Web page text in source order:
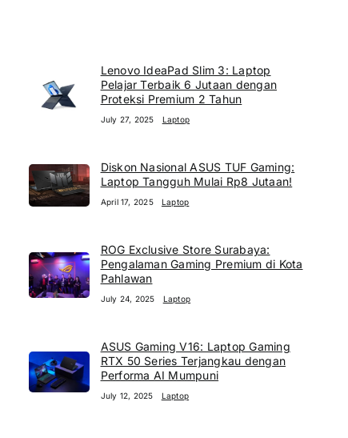
Lenovo IdeaPad Slim 3: Laptop
Pelajar Terbaik 6 Jutaan dengan
Proteksi Premium 2 Tahun
July 27, 2025 Laptop
Diskon Nasional ASUS TUF Gaming:
Laptop Tangguh Mulai Rp8 Jutaan!
April 17, 2025 Laptop
ROG Exclusive Store Surabaya:
Pengalaman Gaming Premium di Kota
Pahlawan
July 24, 2025 Laptop
ASUS Gaming V16: Laptop Gaming
RTX 50 Series Terjangkau dengan
Performa AI Mumpuni
July 12, 2025 Laptop